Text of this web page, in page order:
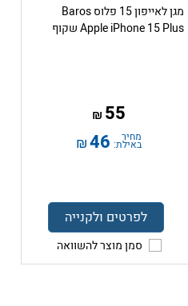
מגן לאייפון 15 פלוס Baros
Apple iPhone 15 Plus שקוף
55
₪
מחיר
באילת: 46
₪
לפרטים ולקנייה
סמן מוצר להשוואה